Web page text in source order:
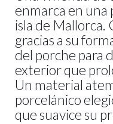
enmarca en una
isla de Mallorca.
gracias a su
del porche para
exterior que
Un material
porcelánico
que suavice su